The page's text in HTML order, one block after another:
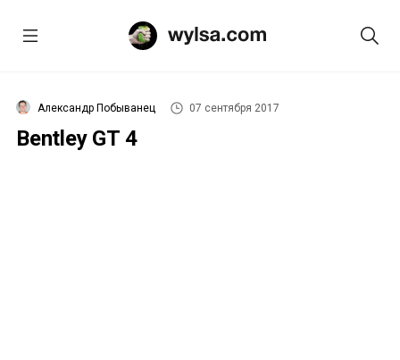
Александр Побыванец 07 сентября 2017
Bentley GT 4